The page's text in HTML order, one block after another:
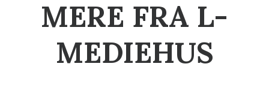
MERE FRA L-
MEDIEHUS